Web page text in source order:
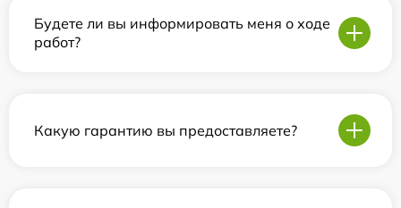
Будете ли вы информировать меня о ходе
работ?
Какую гарантию вы предоставляете?